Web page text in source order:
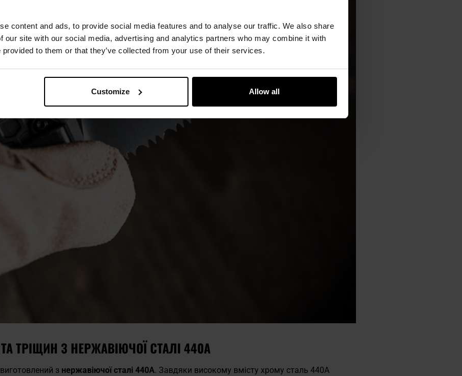
content and ads, to provide social media features and to analyse our traffic. We also share
our site with our social media, advertising and analytics partners who may combine it with
provided to them or that they’ve collected from your use of their services.
Customize Allow all
ТРІЩИН З НЕРЖАВІЮЧОЇ СТАЛІ 440A
виготовлений з нержавіючої сталі 440А. Завдяки високому вмісту хрому сталь 440А